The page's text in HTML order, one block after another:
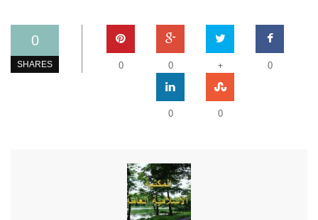
0
SHARES 0
+
0
0
0
0